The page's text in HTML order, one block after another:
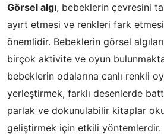
Görsel algı, bebeklerin çevresini
ayırt etmesi ve renkleri fark
önemlidir. Bebeklerin görsel
birçok aktivite ve oyun
bebeklerin odalarına canlı renkli
yerleştirmek, farklı desenlerde
parlak ve dokunulabilir kitaplar
geliştirmek için etkili yöntemlerdir.